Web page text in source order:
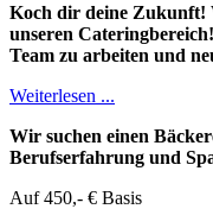
Koch dir deine Zukunft!
unseren
Team zu arbeiten und
Weiterlesen ...
Wir suchen einen
Berufserfahrung und
Auf 450,- € Basis